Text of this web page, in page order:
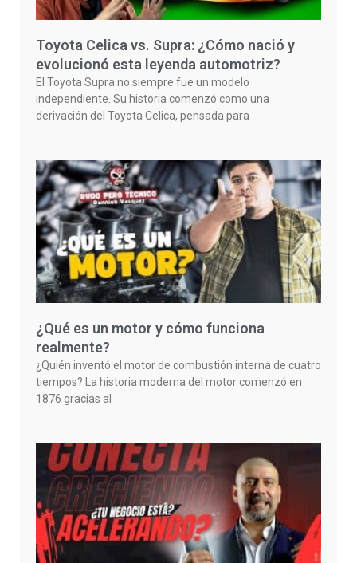
Toyota Celica vs. Supra: ¿Cómo nació y
evolucionó esta leyenda automotriz?
El Toyota Supra no siempre fue un modelo
independiente. Su historia comenzó como una
derivación del Toyota Celica, pensada para
¿Qué es un motor y cómo funciona
realmente?
¿Quién inventó el motor de combustión interna de cuatro
tiempos? La historia moderna del motor comenzó en
1876 gracias al